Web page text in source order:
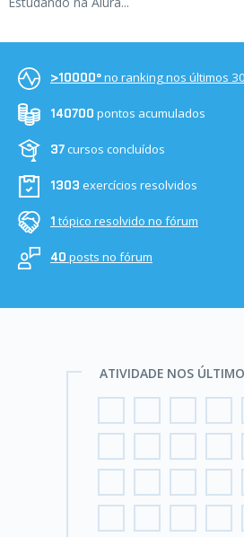
>10000ºno ranking nos últimos
140700 pontos acumulados
37cursos concluídos
1303 exercícios resolvidos
1 tópico resolvido no fórum
40 posts no fórum
ATIVIDADE NOS